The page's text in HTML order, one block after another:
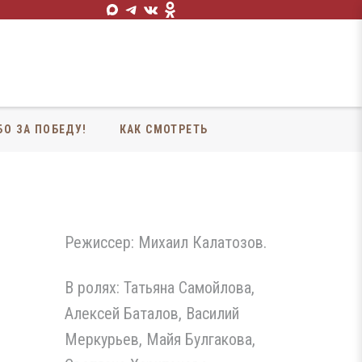
ЗА ПОБЕДУ! КАК СМОТРЕТЬ
Режиссер: Михаил Калатозов.
В ролях: Татьяна Самойлова,
Алексей Баталов, Василий
Меркурьев, Майя Булгакова,